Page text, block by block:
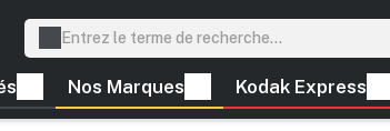
Nos Marques Kodak Express